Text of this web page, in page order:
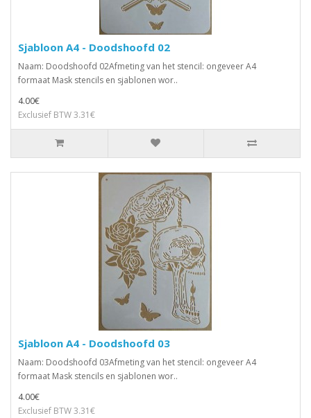
Sjabloon A4 - Doodshoofd 02
Naam: Doodshoofd 02Afmeting van het stencil: ongeveer A4
formaat Mask stencils en sjablonen wor..
4.00€
Exclusief BTW 3.31€
Sjabloon A4 - Doodshoofd 03
Naam: Doodshoofd 03Afmeting van het stencil: ongeveer A4
formaat Mask stencils en sjablonen wor..
4.00€
Exclusief BTW 3.31€